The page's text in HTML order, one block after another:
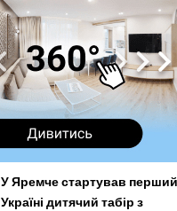
У Яремче стартував
Україні дитячий табір з